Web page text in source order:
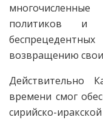
политиков и
возвращению
Действительно
времени смог
сирийско-